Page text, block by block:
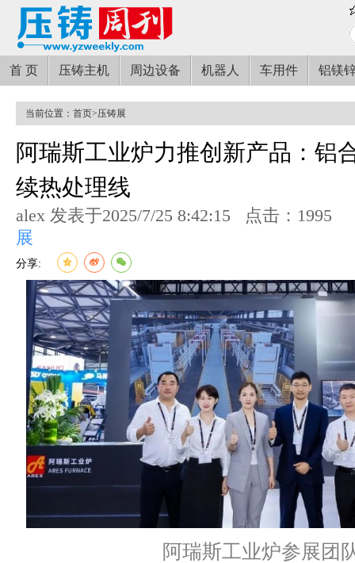
首 页 压铸主机 周边设备 机器人 车用件 铝镁
当前位置： 首页>压铸展
阿瑞斯工业炉力推创新产品：铝
续热处理线
alex 发表于2025/7/25 8:42:15
点击：1995
展
分享:
阿瑞斯工业炉参展团